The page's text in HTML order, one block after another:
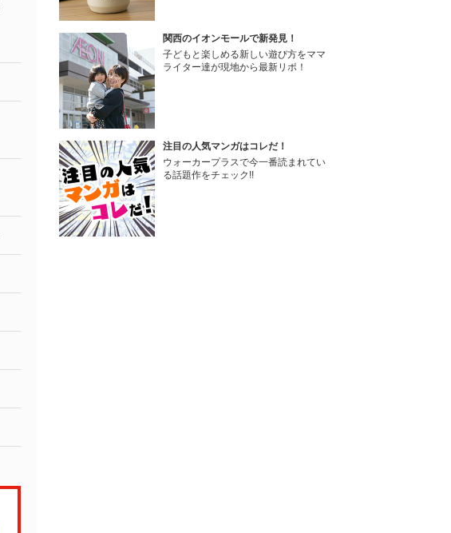
関西のイオンモールで新発見！
子どもと楽しめる新しい遊び方をママ
ライター達が現地から最新リポ！
注目の人気マンガはコレだ！
ウォーカープラスで今一番読まれてい
る話題作をチェック!!